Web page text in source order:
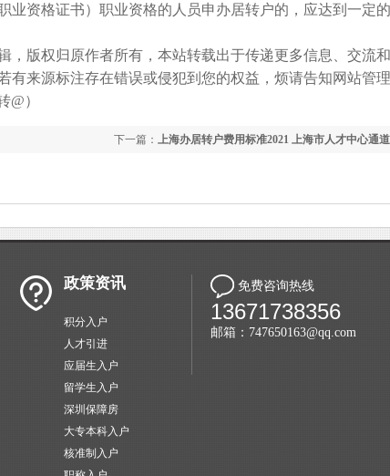
资格证书）职业资格的人员申办居转户的，应达到一定
版权归原作者所有，本站转载出于传递更多信息、交流
有来源标注存在错误或侵犯到您的权益，烦请告知网站管理
@）
下一篇： 上海办居转户费用标准2021 上海市人才中心通道
政策资讯
积分入户
人才引进
应届生入户
留学生入户
深圳保障房
大专本科入户
核准制入户
免费咨询热线
13671738356
邮箱：747650163@qq.com